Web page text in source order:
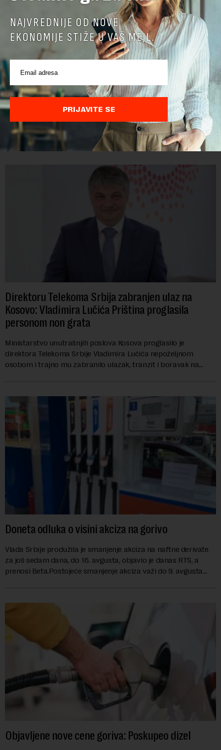
Žene u penziju sa 55, muškarci sa 60 godina:
Sindikati imaju predlog za vlast, ali su stručnjaci
skeptični
Savez slobodnih sindikata predložio je Ministarstvu za rad
smanjenje granice za odlazak u penziju. Ukoliko bi njihov
predlog bio usvojen, žene bi u penziju išle sa 55, a muškarci sa
60 godina. Iako bi se ver...
Direktoru Telekoma Srbija zabranjen ulaz na
Kosovo: Vladimira Lučića Priština proglasila
personom non grata
Ministarstvo unutrašnjih poslova Kosova proglasilo je
direktora Telekoma Srbije Vladimira Lučića nepoželjnom
osobom i trajno mu zabranilo ulazak, tranzit i boravak na
Doneta odluka o visini akciza na gorivo
Vlada Srbije produžila je smanjenje akciza na naftne derivate
za još sedam dana, do 16. avgusta, objavio je danas RTS, a
prenosi Beta.Postojeće smanjenje akciza važi do 9. avgusta
Objavljene nove cene goriva: Poskupeo dizel
NAJVREDNIJE OD NOVE
EKONOMIJE STIŽE U VAŠ MEJL.
PRIJAVITE SE